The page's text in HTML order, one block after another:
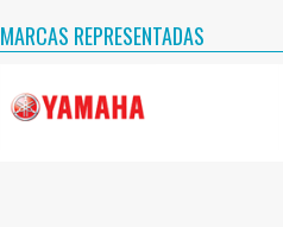
MARCAS REPRESENTADAS